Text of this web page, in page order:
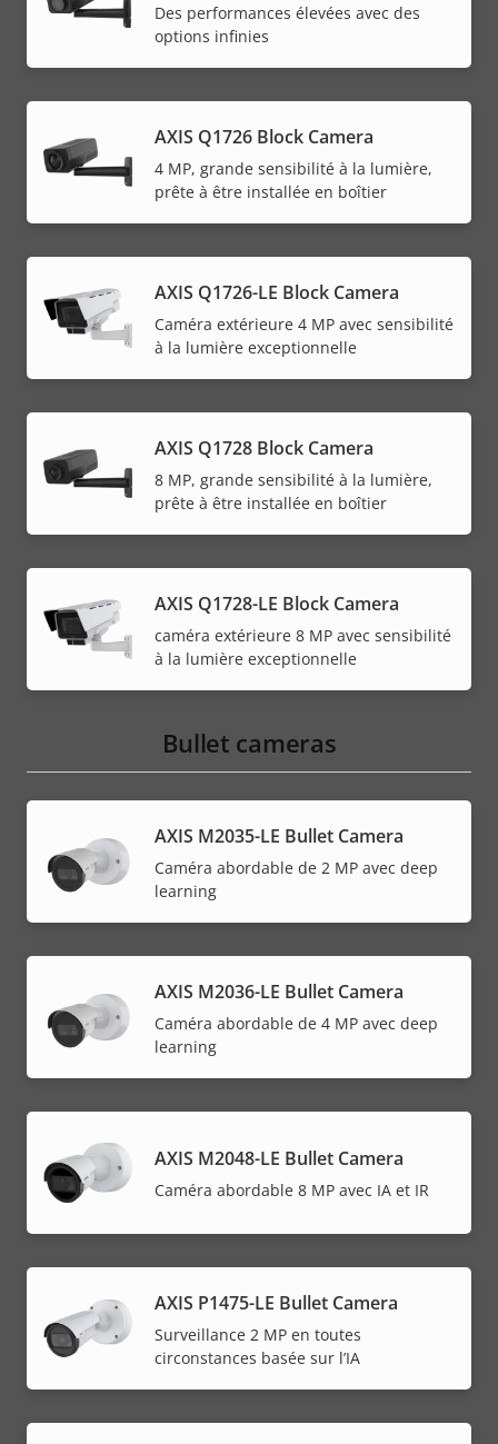
Des performances élevées avec des
options infinies
AXIS Q1726 Block Camera
4 MP, grande sensibilité à la lumière,
prête à être installée en boîtier
AXIS Q1726-LE Block Camera
Caméra extérieure 4 MP avec sensibilité
à la lumière exceptionnelle
AXIS Q1728 Block Camera
8 MP, grande sensibilité à la lumière,
prête à être installée en boîtier
AXIS Q1728-LE Block Camera
caméra extérieure 8 MP avec sensibilité
à la lumière exceptionnelle
Bullet cameras
AXIS M2035-LE Bullet Camera
Caméra abordable de 2 MP avec deep
learning
AXIS M2036-LE Bullet Camera
Caméra abordable de 4 MP avec deep
learning
AXIS M2048-LE Bullet Camera
Caméra abordable 8 MP avec IA et IR
AXIS P1475-LE Bullet Camera
Surveillance 2 MP en toutes
circonstances basée sur l’IA